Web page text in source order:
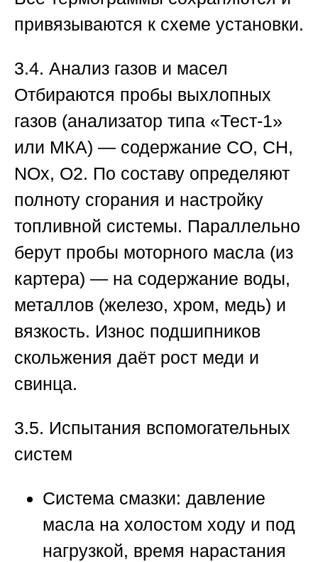
привязываются к схеме установки.
3.4. Анализ газов и масел
Отбираются пробы выхлопных
газов (анализатор типа «Тест-1»
или МКА) — содержание CO, CH,
NOx, O2. По составу определяют
полноту сгорания и настройку
топливной системы. Параллельно
берут пробы моторного масла (из
картера) — на содержание воды,
металлов (железо, хром, медь) и
вязкость. Износ подшипников
скольжения даёт рост меди и
свинца.
3.5. Испытания вспомогательных
систем
Система смазки: давление
масла на холостом ходу и под
нагрузкой, время нарастания